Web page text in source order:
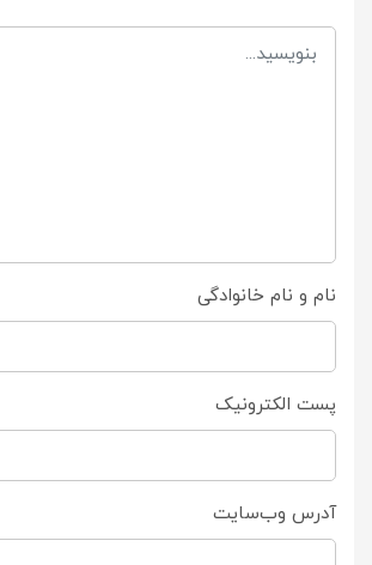
نام و نام خانوادگی
پست الکترونیک
آدرس وب‌سایت